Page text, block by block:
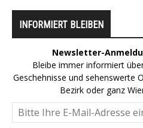
INFORMIERT BLEIBEN
Newsletter-
Bleibe immer informiert
Geschehnisse und sehenswerte
Bezirk oder ganz